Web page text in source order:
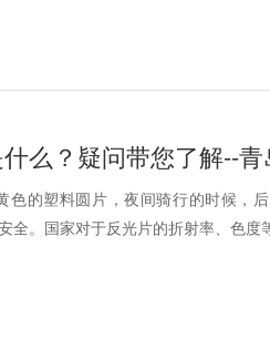
么？疑问带您了解--
的塑料圆片，夜间骑行的时候，
全。国家对于反光片的折射率、色度